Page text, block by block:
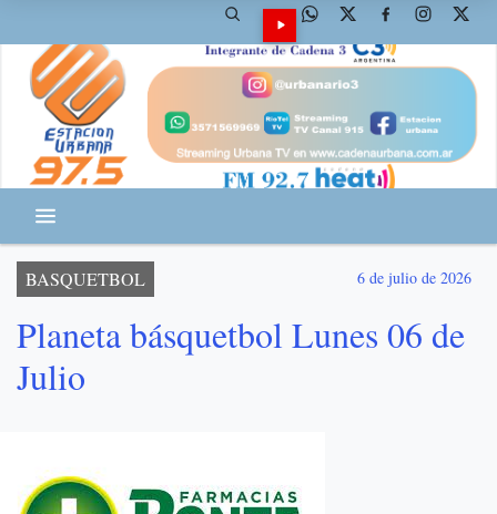
BASQUETBOL 6 de julio de 2026
Planeta básquetbol Lunes 06 de
Julio